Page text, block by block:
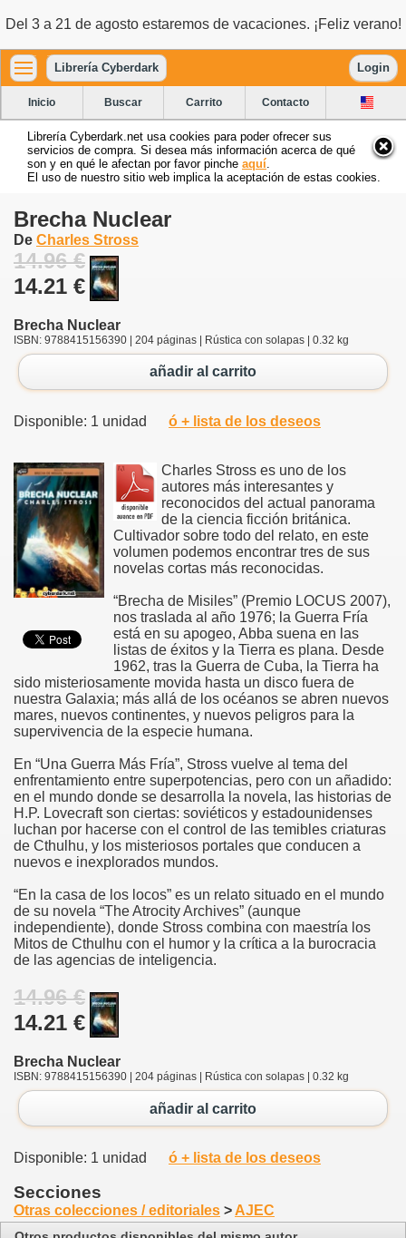
Del 3 a 21 de agosto estaremos de vacaciones. ¡Feliz verano!
Librería Cyberdark Login
Inicio Buscar Carrito Contacto
Librería Cyberdark.net usa cookies para poder ofrecer sus
servicios de compra. Si desea más información acerca de qué
son y en qué le afectan por favor pinche aquí
El uso de nuestro sitio web implica la aceptación de estas cookies.
Brecha Nuclear
De Charles Stross
14.96 €
14.21 €
Brecha Nuclear
ISBN: 9788415156390 | 204 páginas | Rústica con solapas | 0.32 kg
añadir al carrito
Disponible: 1 unidad ó + lista de los deseos
Charles Stross es uno de los
autores más interesantes y
reconocidos del actual panorama
de la ciencia ficción británica.
Cultivador sobre todo del relato, en este
volumen podemos encontrar tres de sus
novelas cortas más reconocidas.
“Brecha de Misiles” (Premio LOCUS 2007),
nos traslada al año 1976; la Guerra Fría
está en su apogeo, Abba suena en las
listas de éxitos y la Tierra es plana. Desde
1962, tras la Guerra de Cuba, la Tierra ha
sido misteriosamente movida hasta un disco fuera de
nuestra Galaxia; más allá de los océanos se abren nuevos
mares, nuevos continentes, y nuevos peligros para la
supervivencia de la especie humana.
En “Una Guerra Más Fría”, Stross vuelve al tema del
enfrentamiento entre superpotencias, pero con un añadido:
en el mundo donde se desarrolla la novela, las historias de
H.P. Lovecraft son ciertas: soviéticos y estadounidenses
luchan por hacerse con el control de las temibles criaturas
de Cthulhu, y los misteriosos portales que conducen a
nuevos e inexplorados mundos.
“En la casa de los locos” es un relato situado en el mundo
de su novela “The Atrocity Archives” (aunque
independiente), donde Stross combina con maestría los
Mitos de Cthulhu con el humor y la crítica a la burocracia
de las agencias de inteligencia.
14.96 €
14.21 €
Brecha Nuclear
ISBN: 9788415156390 | 204 páginas | Rústica con solapas | 0.32 kg
añadir al carrito
Disponible: 1 unidad ó + lista de los deseos
Secciones
Otras colecciones / editoriales > AJEC